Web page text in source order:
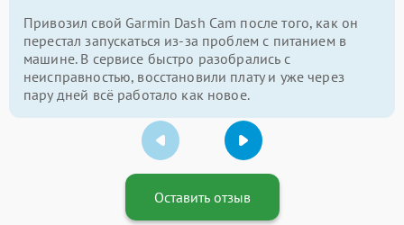
Привозил свой Garmin Dash Cam после того, как он
перестал запускаться из-за проблем с питанием в
машине. В сервисе быстро разобрались с
неисправностью, восстановили плату и уже через
пару дней всё работало как новое.
Оставить отзыв